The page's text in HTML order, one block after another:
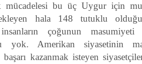
mücadelesi bu üç Uygur için
hala 148 tutuklu
çoğunun masumiyeti
yok. Amerikan siyasetinin
kazanmak isteyen